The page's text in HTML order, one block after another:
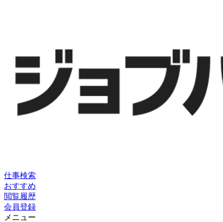
仕事検索
おすすめ
閲覧履歴
会員登録
メニュー